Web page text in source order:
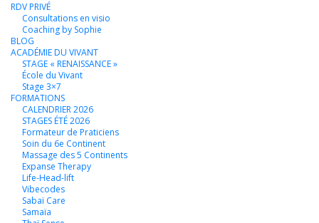
RDV PRIVÉ
Consultations en visio
Coaching by Sophie
BLOG
ACADÉMIE DU VIVANT
STAGE « RENAISSANCE »
École du Vivant
Stage 3×7
FORMATIONS
CALENDRIER 2026
STAGES ÉTÉ 2026
Formateur de Praticiens
Soin du 6e Continent
Massage des 5 Continents
Expanse Therapy
Life-Head-lift
Vibecodes
Sabaï Care
Samaïa